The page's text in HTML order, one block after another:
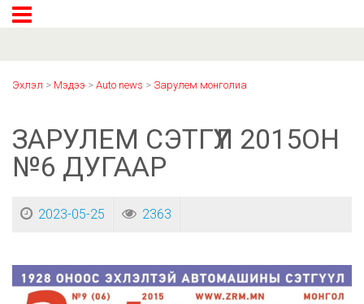
Эхлэл > Мэдээ > Auto news > Зарулем монголиа
ЗАРУЛЕМ СЭТГҮҮЛ 2015ОН
№6 ДУГААР
2023-05-25 2363